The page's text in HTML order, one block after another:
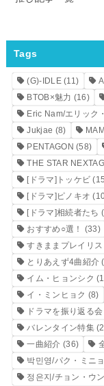
Tags
(G)-IDLE(11)
BTOB×魅力 (16)
Eric Nam/エリック
Jukjae (8)
PENTAGON (58)
THE STAR
[ドラマ]トッケビ
[ドラマ]ピノキオ
[ドラマ]相続者たち
おすすめ○選！
(33)
すきままプレイリス
とりあえず4曲紹介
イム・ヒョンシク
イ・ミンヒョク (8)
ドラマを振り返る会
バレンタイン特集
一曲紹介 (36)
박민영/パク・ミニ
정은지/チョン・ウ